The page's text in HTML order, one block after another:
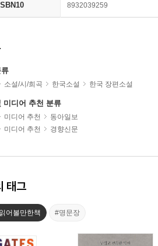
ISBN10 8932039259
소설/시/희곡 한국소설 한국 장편소설
미디어 추천 분류
미디어 추천
동아일보
미디어 추천 경향신문
태그
어볼만한책 #명문장